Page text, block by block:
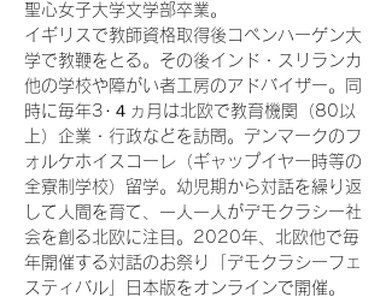
聖心女子大学文学部卒業。
イギリスで教師資格取得後コペンハーゲン大
学で教鞭をとる。その後インド・スリランカ
他の学校や障がい者工房のアドバイザー。同
時に毎年3･４ヵ月は北欧で教育機関（80以
上）企業・行政などを訪問。デンマークのフ
ォルケホイスコーレ（ギャップイヤー時等の
全寮制学校）留学。幼児期から対話を繰り返
して人間を育て、一人一人がデモクラシー社
会を創る北欧に注目。2020年、北欧他で毎
年開催する対話のお祭り「デモクラシーフェ
スティバル」日本版をオンラインで開催。